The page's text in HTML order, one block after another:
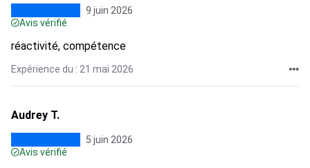
9 juin 2026
Avis vérifié
réactivité, compétence
Expérience du : 21 mai 2026
Audrey T.
5 juin 2026
Avis vérifié